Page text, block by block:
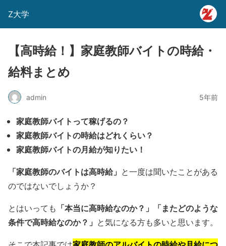
Z大学
【高時給！】家庭教師バイトの時給・
給料まとめ
admin 5年前
家庭教師バイトって稼げるの？
家庭教師バイトの時給はどれくらい？
家庭教師バイトの月給が知りたい！
「家庭教師のバイトは高時給」 と一度は聞いたことがある
のではないでしょうか？
とはいっても 「本当に高時給なのか？」「またどのような
条件で高時給なのか？」 と気になる方も多いと思います。